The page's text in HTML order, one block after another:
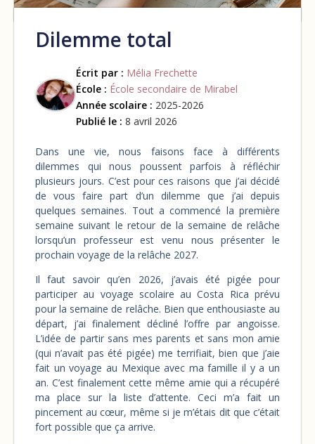
Dilemme total
Écrit par : Mélia Frechette
École : École secondaire de Mirabel
Année scolaire : 2025-2026
Publié le : 8 avril 2026
Dans une vie, nous faisons face à différents
dilemmes qui nous poussent parfois à réfléchir
plusieurs jours. C’est pour ces raisons que j’ai décidé
de vous faire part d’un dilemme que j’ai depuis
quelques semaines. Tout a commencé la première
semaine suivant le retour de la semaine de relâche
lorsqu’un professeur est venu nous présenter le
prochain voyage de la relâche 2027.
Il faut savoir qu’en 2026, j’avais été pigée pour
participer au voyage scolaire au Costa Rica prévu
pour la semaine de relâche. Bien que enthousiaste au
départ, j’ai finalement décliné l’offre par angoisse.
L’idée de partir sans mes parents et sans mon amie
(qui n’avait pas été pigée) me terrifiait, bien que j’aie
fait un voyage au Mexique avec ma famille il y a un
an. C’est finalement cette même amie qui a récupéré
ma place sur la liste d’attente. Ceci m’a fait un
pincement au cœur, même si je m’étais dit que c’était
fort possible que ça arrive.